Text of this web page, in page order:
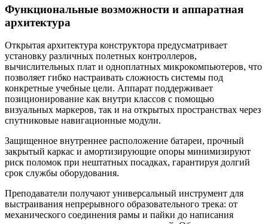
Функциональные возможности и аппаратная
архитектура
Открытая архитектура конструктора предусматривает
установку различных полетных контроллеров,
вычислительных плат и одноплатных микрокомпьютеров, что
позволяет гибко настраивать сложность системы под
конкретные учебные цели. Аппарат поддерживает
позиционирование как внутри классов с помощью
визуальных маркеров, так и на открытых пространствах через
спутниковые навигационные модули.
Защищенное внутреннее расположение батареи, прочный
закрытый каркас и амортизирующие опоры минимизируют
риск поломок при нештатных посадках, гарантируя долгий
срок службы оборудования.
Преподаватели получают универсальный инструмент для
выстраивания непрерывного образовательного трека: от
механического соединения рамы и пайки до написания